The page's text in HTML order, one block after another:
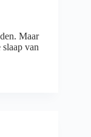
Maar
van